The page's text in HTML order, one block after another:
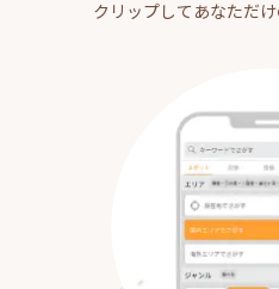
クリップしてあなただけ